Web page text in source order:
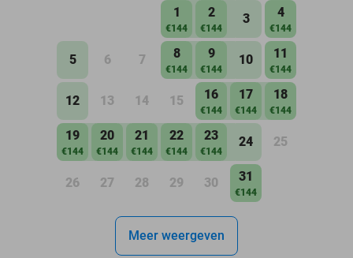
1
€144
2
€144
3 4
€144
5 6 7 8
€144
9
€144
10 11
€144
12 13 14 15 16
€144
17
€144
18
€144
19
€144
20
€144
21
€144
22
€144
23
€144
24 25
26 27 28 29 30 31
€144
Meer weergeven